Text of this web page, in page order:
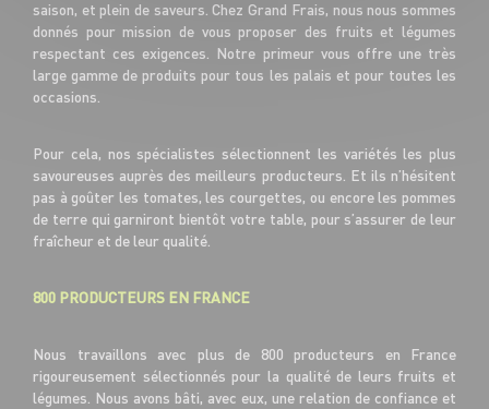
saison, et plein de saveurs. Chez Grand Frais, nous nous sommes
donnés pour mission de vous proposer des fruits et légumes
respectant ces exigences. Notre primeur vous offre une très
large gamme de produits pour tous les palais et pour toutes les
occasions.
Pour cela, nos spécialistes sélectionnent les variétés les plus
savoureuses auprès des meilleurs producteurs. Et ils n’hésitent
pas à goûter les tomates, les courgettes, ou encore les pommes
de terre qui garniront bientôt votre table, pour s’assurer de leur
fraîcheur et de leur qualité.
800 PRODUCTEURS EN FRANCE
Nous travaillons avec plus de 800 producteurs en France
rigoureusement sélectionnés pour la qualité de leurs fruits et
légumes. Nous avons bâti, avec eux, une relation de confiance et